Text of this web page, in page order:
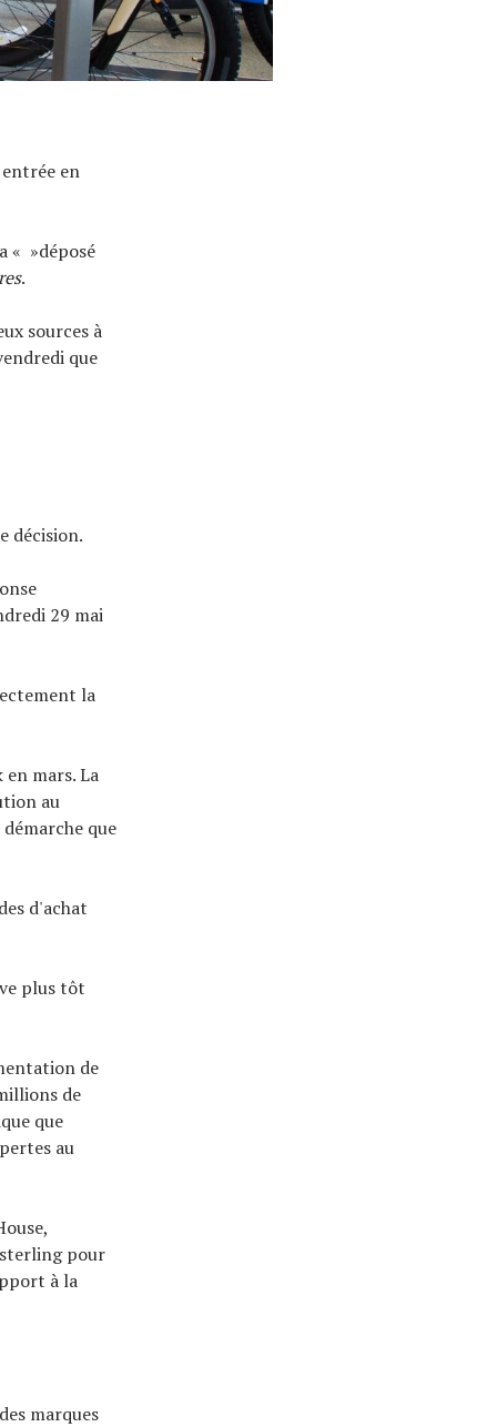
en
« »déposé
.
sources à
que
décision.
29 mai
la
mars. La
au
que
d'achat
plus tôt
de
de
que
au
pour
à la
marques